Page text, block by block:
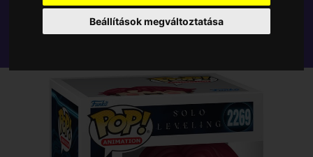
Beállítások megváltoztatása